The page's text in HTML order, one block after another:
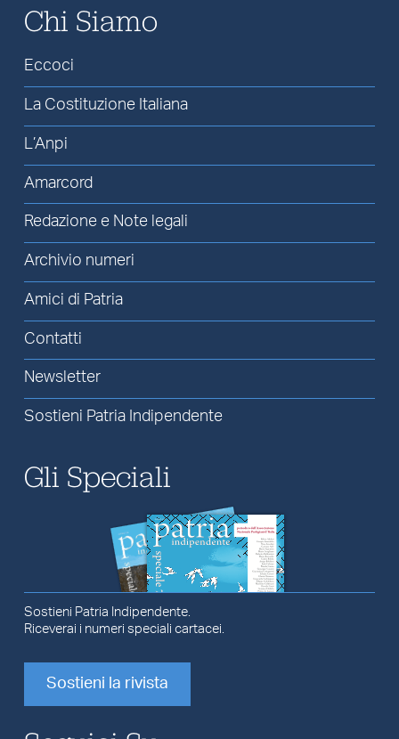
Chi Siamo
Eccoci
La Costituzione Italiana
L’Anpi
Amarcord
Redazione e Note legali
Archivio numeri
Amici di Patria
Contatti
Newsletter
Sostieni Patria Indipendente
Gli Speciali
Sostieni Patria Indipendente.
Riceverai i numeri speciali cartacei.
Sostieni la rivista